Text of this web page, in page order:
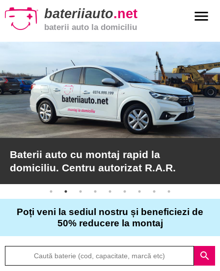
bateriiauto.net
baterii auto la domiciliu
menu
Baterii
moto
Baterii
de
camion
Articole
Despre
Baterii auto cu montaj rapid la
domiciliu. Centru autorizat R.A.R.
Poți veni la sediul nostru și beneficiezi de
50% reducere la montaj
search